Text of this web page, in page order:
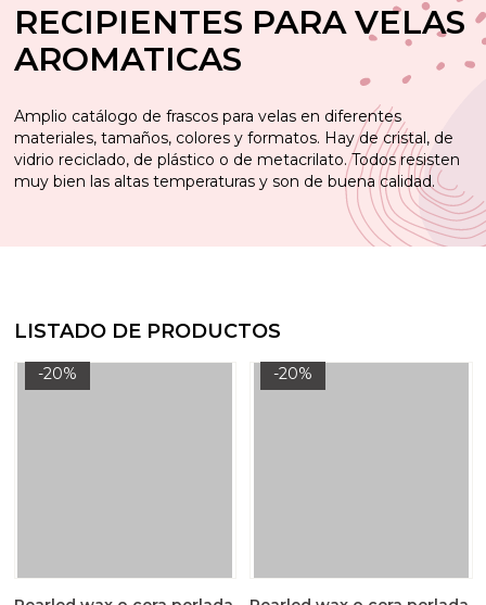
RECIPIENTES PARA VELAS
AROMATICAS
Amplio catálogo de frascos para velas en diferentes
materiales, tamaños, colores y formatos. Hay de cristal, de
vidrio reciclado, de plástico o de metacrilato. Todos resisten
muy bien las altas temperaturas y son de buena calidad.
LISTADO DE PRODUCTOS
-20% -20%